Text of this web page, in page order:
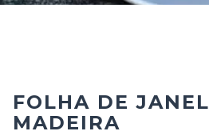
FOLHA DE
MADEIRA